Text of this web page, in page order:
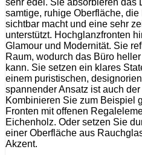
sehr edel. Sie absorbieren das
samtige, ruhige Oberfläche,
sichtbar macht und eine sehr
unterstützt. Hochglanzfronten
Glamour und Modernität. Sie
Raum, wodurch das Büro
kann. Sie setzen ein klares
einem puristischen,
spannender Ansatz ist auch
Kombinieren Sie zum Beispiel
Fronten mit offenen
Eichenholz. Oder setzen Sie
einer Oberfläche aus
Akzent.